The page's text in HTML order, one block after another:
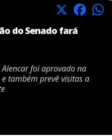
X Facebook
do Senado fará
foi aprovado na
também prevê visitas a